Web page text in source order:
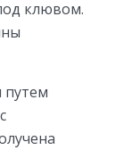
клювом.
путем